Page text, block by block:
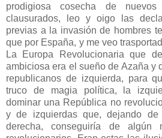
prodigiosa cosecha de
clausurados, leo y oigo las
previas a la invasión de hombres
que por España, y me veo
La Europa Revolucionaria que
ambiciosa era el sueño de Azaña y
republicanos de izquierda, para
truco de magia política, la
dominar una República no
y de izquierdas que, dejando
derecha, conseguiría de algún